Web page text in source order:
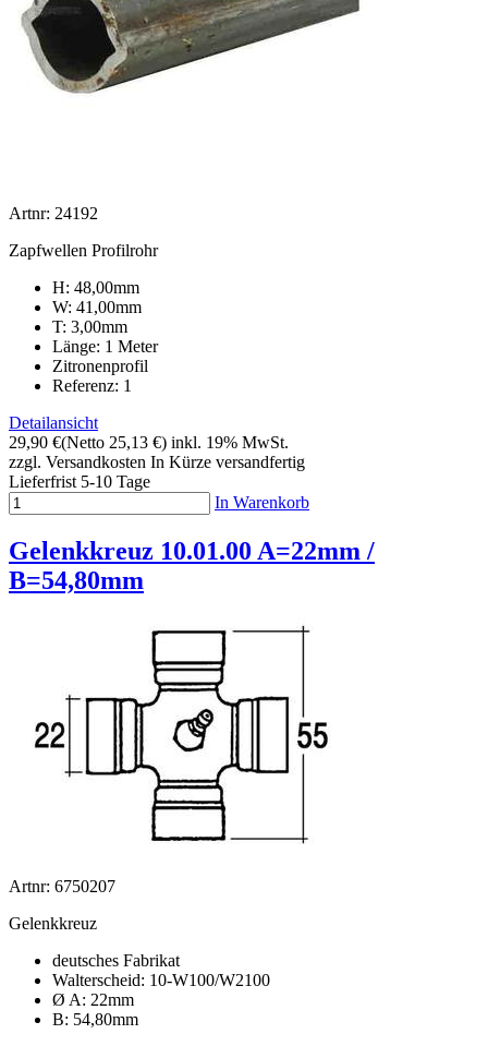
Artnr: 24192
Zapfwellen Profilrohr
H: 48,00mm
W: 41,00mm
T: 3,00mm
Länge: 1 Meter
Zitronenprofil
Referenz: 1
Detailansicht
29,90 €(Netto 25,13 €) inkl. 19% MwSt.
zzgl. Versandkosten In Kürze versandfertig
Lieferfrist 5-10 Tage
In Warenkorb
Gelenkkreuz 10.01.00 A=22mm /
B=54,80mm
Artnr: 6750207
Gelenkkreuz
deutsches Fabrikat
Walterscheid: 10-W100/W2100
Ø A: 22mm
B: 54,80mm